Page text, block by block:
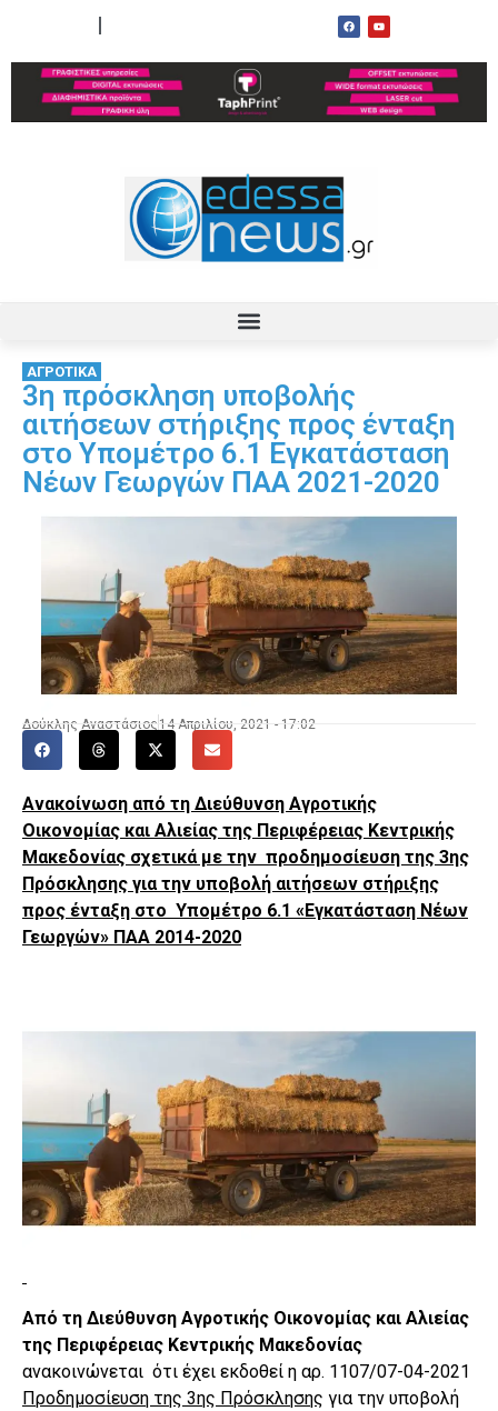
ΑΓΡΟΤΙΚΑ
3η πρόσκληση υποβολής
αιτήσεων στήριξης προς ένταξη
στο Υπομέτρο 6.1 Εγκατάσταση
Νέων Γεωργών ΠΑΑ 2021-2020
Δούκλης Αναστάσιος 14 Απριλίου, 2021 - 17:02
Ανακοίνωση από τη Διεύθυνση Αγροτικής
Οικονομίας και Αλιείας της Περιφέρειας Κεντρικής
Μακεδονίας σχετικά με την προδημοσίευση της 3ης
Πρόσκλησης για την υποβολή αιτήσεων στήριξης
προς ένταξη στο Υπομέτρο 6.1 «Εγκατάσταση Νέων
Γεωργών» ΠΑΑ 2014-2020
Από τη Διεύθυνση Αγροτικής Οικονομίας και Αλιείας
της Περιφέρειας Κεντρικής Μακεδονίας
ανακοινώνεται ότι έχει εκδοθεί η αρ. 1107/07-04-2021
Προδημοσίευση της 3ης Πρόσκλησης για την υποβολή